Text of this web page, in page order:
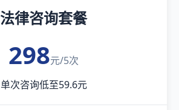
法律咨询套餐
298元/5次
单次咨询低至59.6元